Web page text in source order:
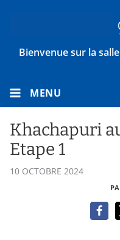
Bienvenue sur la
MENU
Khachapuri
Etape 1
10 OCTOBRE 2024